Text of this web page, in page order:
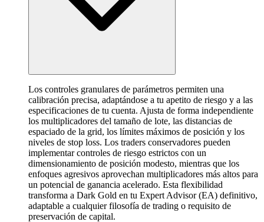
Los controles granulares de parámetros permiten una
calibración precisa, adaptándose a tu apetito de riesgo y a las
especificaciones de tu cuenta. Ajusta de forma independiente
los multiplicadores del tamaño de lote, las distancias de
espaciado de la grid, los límites máximos de posición y los
niveles de stop loss. Los traders conservadores pueden
implementar controles de riesgo estrictos con un
dimensionamiento de posición modesto, mientras que los
enfoques agresivos aprovechan multiplicadores más altos para
un potencial de ganancia acelerado. Esta flexibilidad
transforma a Dark Gold en tu Expert Advisor (EA) definitivo,
adaptable a cualquier filosofía de trading o requisito de
preservación de capital.